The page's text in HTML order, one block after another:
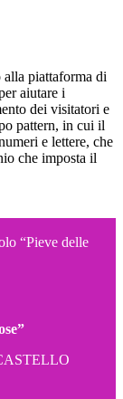
alla piattaforma di
aiutare i
dei visitatori e
pattern, in cui il
e lettere, che
che imposta il
“Pieve delle